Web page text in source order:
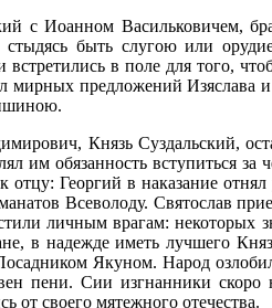
с Иоанном Васильковичем,
быть слугою или
в поле для того,
мирных предложений Изяслава
Князь Суздальский,
им обязанность вступиться
отцу: Георгий в наказание
Всеволоду. Святослав
личным врагам:
в надежде иметь лучшего
Якуном. Народ
пени. Сии изгнанники
от своего мятежного отечества.